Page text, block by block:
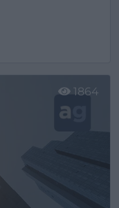
1864